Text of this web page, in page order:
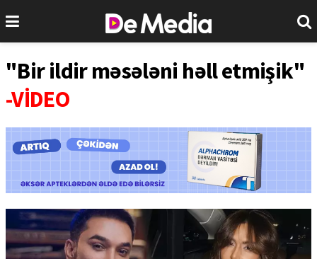
"Bir ildir məsələni həll etmişik"
-VİDEO